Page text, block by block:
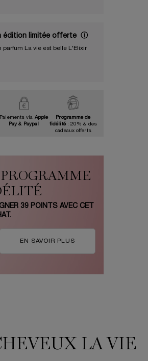
édition limitée offerte​ ⓘ
parfum La vie est belle L'Elixir
Paiements via Apple
Pay & Paypal
Programme de
fidélité: 20% & des
cadeaux offerts
39POINTS AVEC CET
EN SAVOIR PLUS
LA VIE